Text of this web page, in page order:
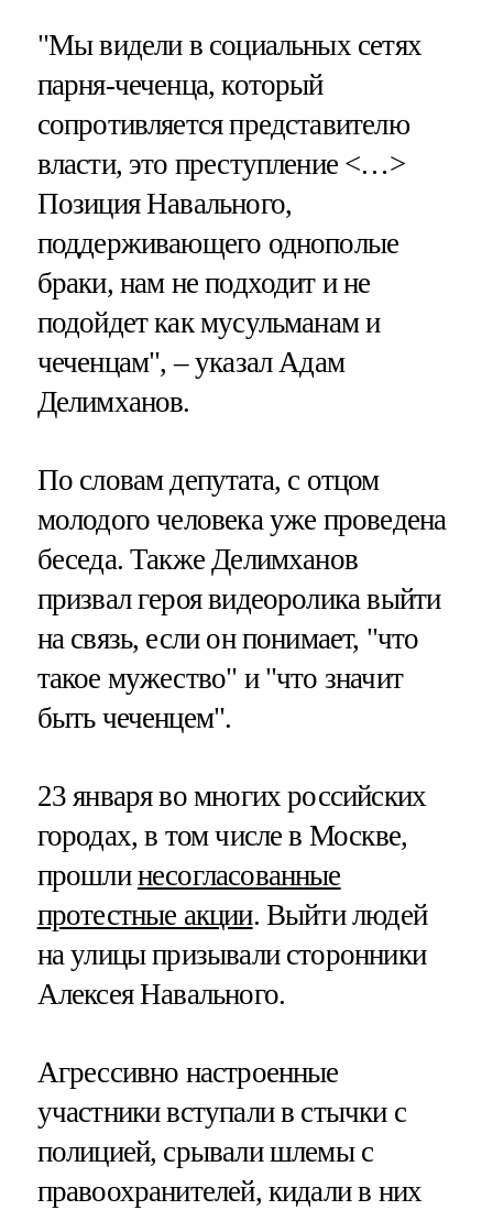
"Мы видели в социальных сетях
парня-чеченца, который
сопротивляется представителю
власти, это преступление <…>
Позиция Навального,
поддерживающего однополые
браки, нам не подходит и не
подойдет как мусульманам и
чеченцам", – указал Адам
Делимханов.
По словам депутата, с отцом
молодого человека уже проведена
беседа. Также Делимханов
призвал героя видеоролика выйти
на связь, если он понимает, "что
такое мужество" и "что значит
быть чеченцем".
23 января во многих российских
городах, в том числе в Москве,
прошлинесогласованные
протестные акции. Выйти людей
на улицы призывали сторонники
Алексея Навального.
Агрессивно настроенные
участники вступали в стычки с
полицией, срывали шлемы с
правоохранителей, кидали в них